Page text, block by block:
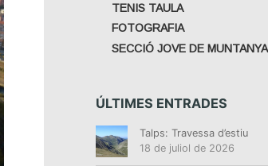
TENIS TAULA
FOTOGRAFIA
SECCIÓ JOVE DE MUNTANYA
ÚLTIMES ENTRADES
Talps: Travessa d’estiu
18 de juliol de 2026